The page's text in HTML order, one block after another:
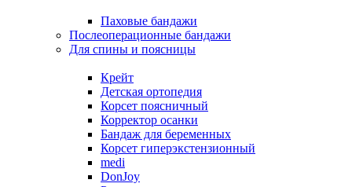
Паховые бандажи
Послеоперационные бандажи
Для спины и поясницы
Крейт
Детская ортопедия
Корсет поясничный
Корректор осанки
Бандаж для беременных
Корсет гиперэкстензионный
medi
DonJoy